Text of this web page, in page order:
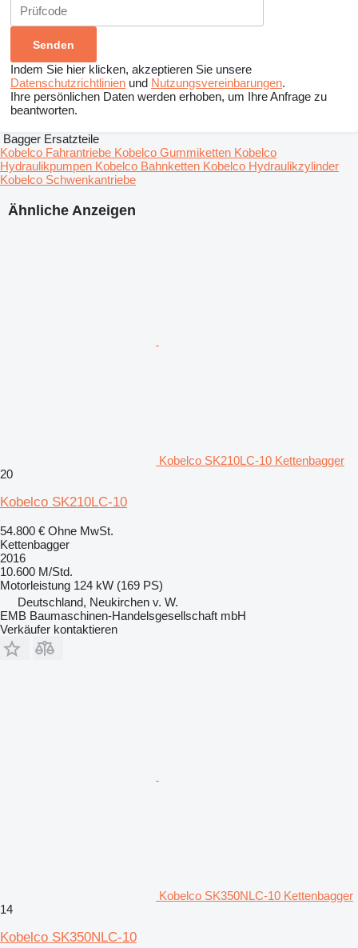
Indem Sie hier klicken, akzeptieren Sie unsere
Datenschutzrichtlinien und Nutzungsvereinbarungen.
Ihre persönlichen Daten werden erhoben, um Ihre Anfrage zu
beantworten.
Ähnliche Anzeigen
Kobelco SK210LC-10 Kettenbagger
20
Kobelco SK210LC-10
54.800 € Ohne MwSt.
Kettenbagger
2016
10.600 M/Std.
Motorleistung 124 kW (169 PS)
Deutschland, Neukirchen v. W.
EMB Baumaschinen-Handelsgesellschaft mbH
Verkäufer kontaktieren
Kobelco SK350NLC-10 Kettenbagger
14
Kobelco SK350NLC-10
Bagger Ersatzteile
Kobelco Fahrantriebe Kobelco Gummiketten Kobelco
Hydraulikpumpen Kobelco Bahnketten Kobelco Hydraulikzylinder
Kobelco Schwenkantriebe